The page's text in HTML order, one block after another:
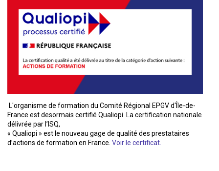
L'organisme de formation du Comité Régional EPGV d'Île-de-
France est desormais certifié Qualiopi. La certification nationale
délivrée par l’ISQ,
« Qualiopi » est le nouveau gage de qualité des prestataires
d’actions de formation en France. Voir le certificat.